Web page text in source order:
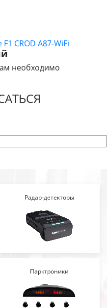
CROD A87-WiFi
необходимо
Радар-детекторы
Парктроники